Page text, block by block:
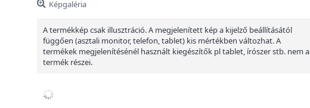
Képgaléria
A termékkép csak illusztráció. A megjelenített kép a kijelző beállításától
függően (asztali monitor, telefon, tablet) kis mértékben változhat. A
termékek megjelenítésénél használt kiegészítők pl tablet, írószer stb. nem a
termék részei.